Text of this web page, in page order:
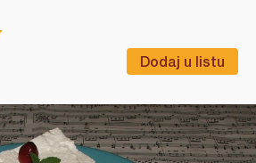
Dodaj u listu